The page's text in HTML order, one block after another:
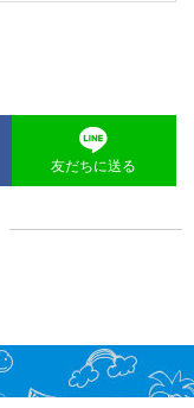
友だちに送る